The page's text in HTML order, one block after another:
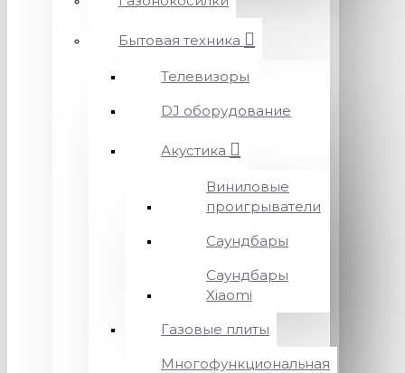
Бытовая техника
Телевизоры
DJ оборудование
Акустика
Виниловые
проигрыватели
Саундбары
Саундбары
Xiaomi
Газовые плиты
Многофункциональная